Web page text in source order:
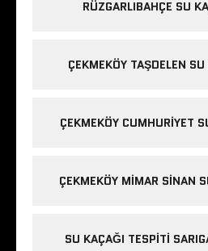
RÜZGARLIBAHÇE SU
ÇEKMEKÖY TAŞDELEN
ÇEKMEKÖY CUMHURIYET
ÇEKMEKÖY MIMAR SINAN
SU KAÇAĞI TESPITI